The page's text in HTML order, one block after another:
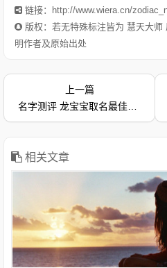
链接：http://www.wiera.cn/
版权：若无特殊标注皆为 慧天大
明作者及原始出处
上一篇
名字测评 龙宝宝取名最佳字 男宝宝名字 宋令航
相关文章
1.生肖龙(辰)的吉祥名字推荐-崔铭
【钅】推荐而来生肖龙(辰)适合的
白、赤、月、鱼、酉、人、氵、
山；b.高大。姓。
1.生肖龙(辰)的吉祥名字推荐-郑
【月】推荐而来生肖龙(辰)适合的
白、赤、月、鱼、酉、人、氵、